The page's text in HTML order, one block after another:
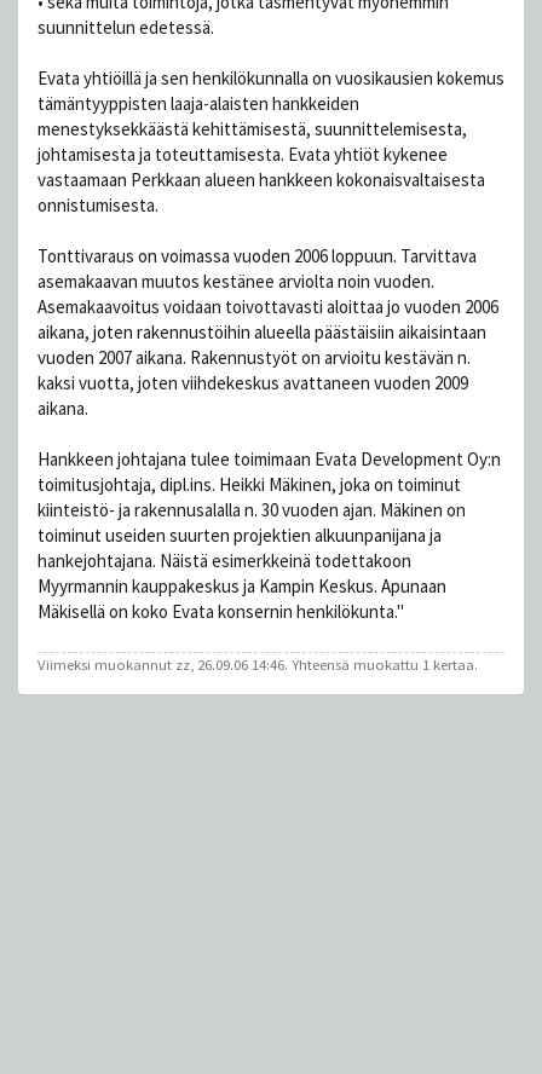
suunnittelun edetessä.
Evata yhtiöillä ja sen henkilökunnalla on vuosikausien kokemus
tämäntyyppisten laaja-alaisten hankkeiden
menestyksekkäästä kehittämisestä, suunnittelemisesta,
johtamisesta ja toteuttamisesta. Evata yhtiöt kykenee
vastaamaan Perkkaan alueen hankkeen kokonaisvaltaisesta
onnistumisesta.
Tonttivaraus on voimassa vuoden 2006 loppuun. Tarvittava
asemakaavan muutos kestänee arviolta noin vuoden.
Asemakaavoitus voidaan toivottavasti aloittaa jo vuoden 2006
aikana, joten rakennustöihin alueella päästäisiin aikaisintaan
vuoden 2007 aikana. Rakennustyöt on arvioitu kestävän n.
kaksi vuotta, joten viihdekeskus avattaneen vuoden 2009
aikana.
Hankkeen johtajana tulee toimimaan Evata Development Oy:n
toimitusjohtaja, dipl.ins. Heikki Mäkinen, joka on toiminut
kiinteistö- ja rakennusalalla n. 30 vuoden ajan. Mäkinen on
toiminut useiden suurten projektien alkuunpanijana ja
hankejohtajana. Näistä esimerkkeinä todettakoon
Myyrmannin kauppakeskus ja Kampin Keskus. Apunaan
Mäkisellä on koko Evata konsernin henkilökunta."
Viimeksi muokannut zz , 26.09.06 14:46. Yhteensä muokattu 1 kertaa.